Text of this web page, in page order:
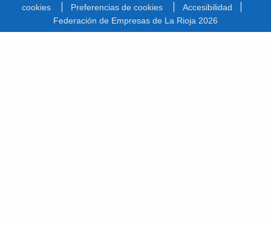
cookies
Preferencias de cookies
Accesibilidad
Federación de Empresas de La Rioja 2026